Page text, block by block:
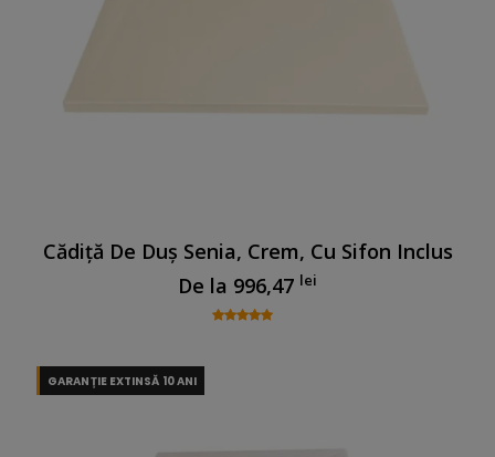
Cădiță De Duș Senia, Crem, Cu Sifon Inclus
De la 996,47 lei